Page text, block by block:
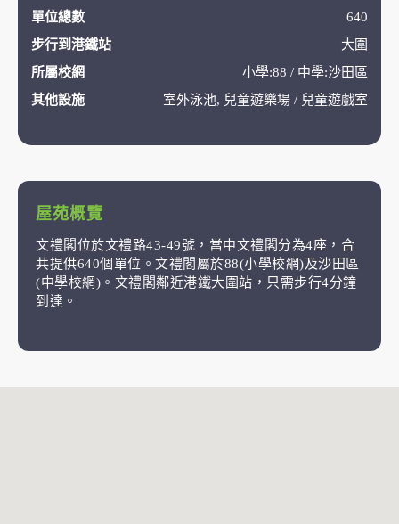
單位總數
640
步行到港鐵站
大圍
所屬校網
小學:88 / 中學:沙田區
其他設施
室外泳池, 兒童遊樂場 / 兒童遊戲室
屋苑概覽
文禮閣位於文禮路43-49號，當中文禮閣分為4座，合
共提供640個單位。文禮閣屬於88(小學校網)及沙田區
(中學校網)。文禮閣鄰近港鐵大圍站，只需步行4分鐘
到達。